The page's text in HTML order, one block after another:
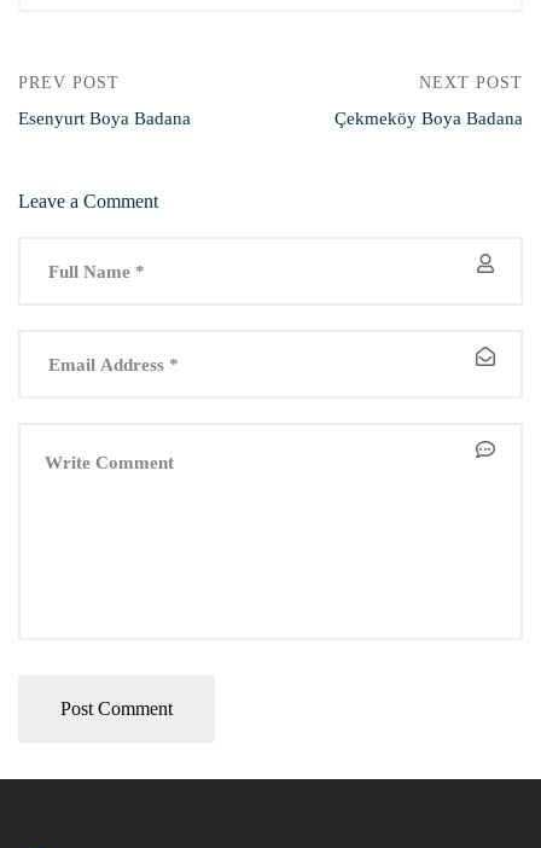
PREV POST
Esenyurt Boya Badana
NEXT POST
Çekmeköy Boya Badana
Leave a Comment